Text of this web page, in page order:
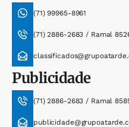
(71) 99965-8961
(71) 2886-2683 / Ramal
Publicidade
(71) 2886-2683 / Ramal